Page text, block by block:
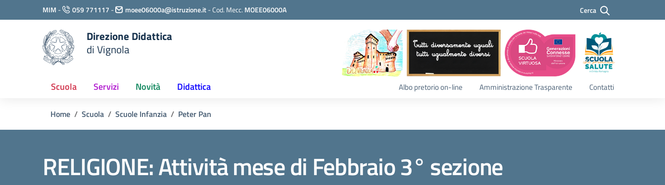
Vai ai contenuti
Vai al menu di navigazione
Vai al footer
MIM - 059 771117 - moee06000a@istruzione.it-Cod. Mecc. MOEE06000A Cerca
Direzione Didattica
di Vignola
Cerca
Scuola Servizi Novità Didattica Albo pretorio on-line Amministrazione Trasparente Contatti
Home Scuola Scuole Infanzia Peter Pan
RELIGIONE: Attività mese di Febbraio 3° sezione